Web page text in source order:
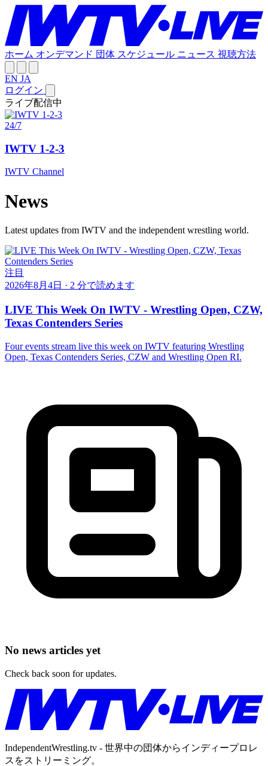
ホーム オンデマンド 団体 スケジュール ニュース 視聴方法
EN JA
ログイン
ライブ配信中
24/7
IWTV 1-2-3
IWTV Channel
News
Latest updates from IWTV and the independent wrestling world.
注目
2026年8月4日 · 2 分で読めます
LIVE This Week On IWTV - Wrestling Open, CZW,
Texas Contenders Series
Four events stream live this week on IWTV featuring Wrestling
Open, Texas Contenders Series, CZW and Wrestling Open RI.
No news articles yet
Check back soon for updates.
IndependentWrestling.tv - 世界中の団体からインディープロレ
スをストリーミング。